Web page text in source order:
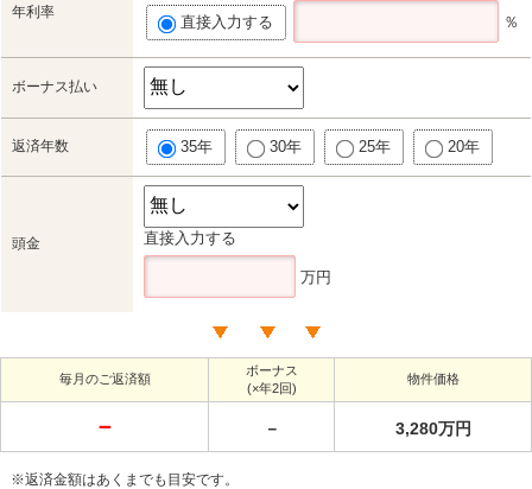
年利率
直接入力する ％
ボーナス払い
返済年数 35年 30年 25年 20年
頭金 直接入力する
万円
毎月のご返済額
ボーナス
(×年2回)
物件価格
－ － 3,280万円
※返済金額はあくまでも目安です。